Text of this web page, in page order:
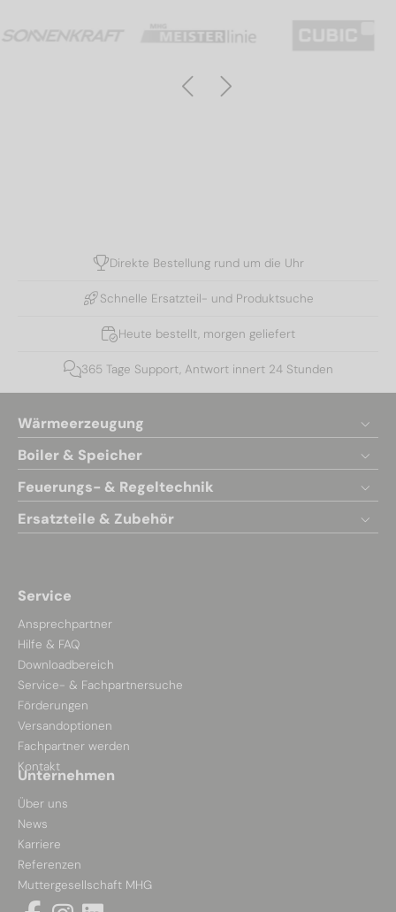
Direkte Bestellung rund um die Uhr
Schnelle Ersatzteil- und Produktsuche
Heute bestellt, morgen geliefert
365 Tage Support, Antwort innert 24 Stunden
Wärmeerzeugung
Boiler & Speicher
Feuerungs- & Regeltechnik
Ersatzteile & Zubehör
Service
Ansprechpartner
Hilfe & FAQ
Downloadbereich
Service- & Fachpartnersuche
Förderungen
Versandoptionen
Fachpartner werden
Kontakt
Unternehmen
Über uns
News
Karriere
Referenzen
Muttergesellschaft MHG